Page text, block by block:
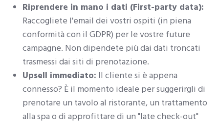
Riprendere in mano i dati (First-party data):
Raccogliete l'email dei vostri ospiti (in piena
conformità con il GDPR) per le vostre future
campagne. Non dipendete più dai dati troncati
trasmessi dai siti di prenotazione.
Upsell immediato: Il cliente si è appena
connesso? È il momento ideale per suggerirgli di
prenotare un tavolo al ristorante, un trattamento
alla spa o di approfittare di un "late check-out"